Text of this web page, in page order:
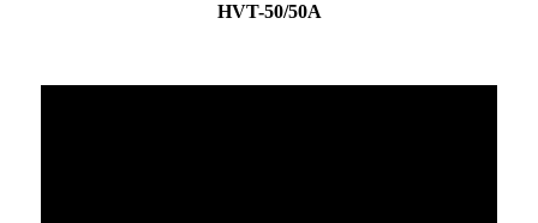
HVT-50/50A